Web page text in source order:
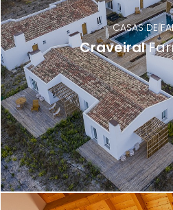
CASAS DE
Craveiral